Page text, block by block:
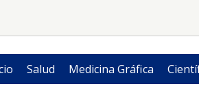
Salud Medicina Gráfica